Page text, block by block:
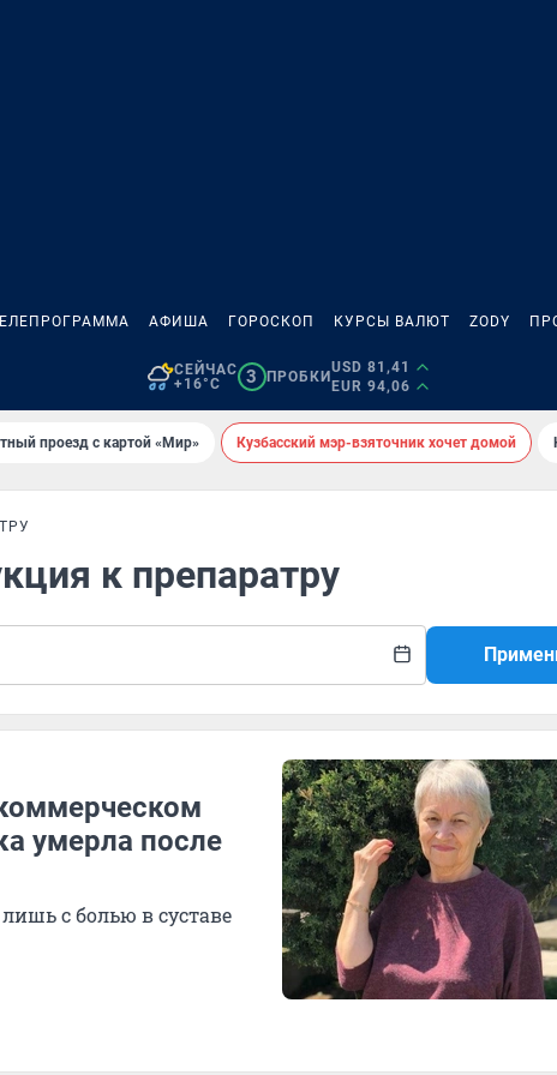
АФИША ГОРОСКОП КУРСЫ ВАЛЮТ ZODY
СЕЙЧАС
+16°C
3 ПРОБКИ
USD 81,41
EUR 94,06
проезд с картой «Мир» Кузбасский мэр-взяточник хочет домой
к препаратру
умерла после
с болью в суставе